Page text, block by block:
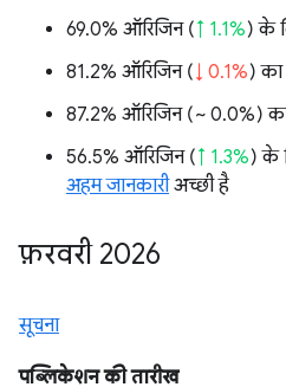
69.0% ऑरिजिन (↑ 1.1%) के
81.2% ऑरिजिन (↓ 0.1%)
87.2% ऑरिजिन (~ 0.0%)
56.5% ऑरिजिन (↑ 1.3%) के
अहम जानकारीअच्छी है
फ़रवरी 2026
सूचना
पब्लिकेशन की तारीख